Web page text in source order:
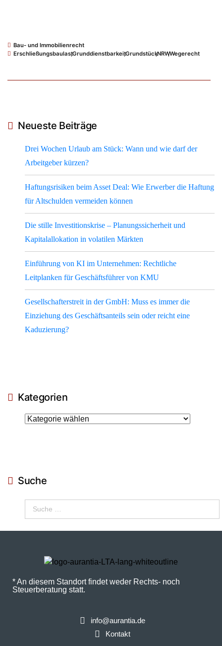
Bau- und Immobilienrecht
Erschließungsbaulast
,Grunddienstbarkeit
,Grundstück
,NRW
,Wegerecht
Neueste Beiträge
Drei Wochen Urlaub am Stück: Wann und wie darf der
Arbeitgeber kürzen?
Haftungsrisiken beim Asset Deal: Wie Erwerber die Haftung
für Altschulden vermeiden können
Die stille Investitionskrise – Planungssicherheit und
Kapitalallokation in volatilen Märkten
Einführung von KI im Unternehmen: Rechtliche
Leitplanken für Geschäftsführer von KMU
Gesellschafterstreit in der GmbH: Muss es immer die
Einziehung des Geschäftsanteils sein oder reicht eine
Kaduzierung?
Kategorien
Suche
* An diesem Standort findet weder Rechts- noch
Steuerberatung statt.
info@aurantia.de
Kontakt